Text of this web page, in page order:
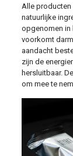
Alle producten
natuurlijke
opgenomen in
voorkomt
aandacht
zijn de
hersluitbaar.
om mee te